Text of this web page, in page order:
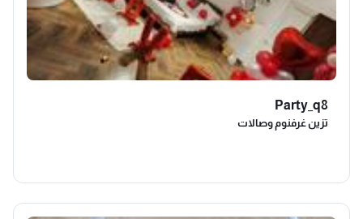
Party_q8
تزين غرفنوم وصالات